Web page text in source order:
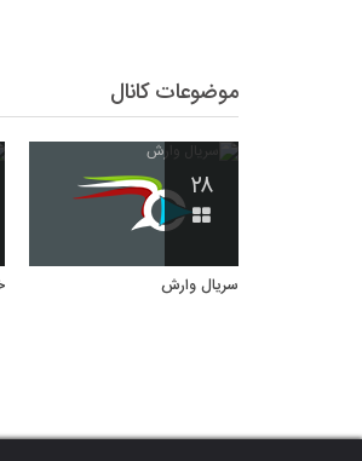
موضوعات کانال
۲۸
سریال وارش